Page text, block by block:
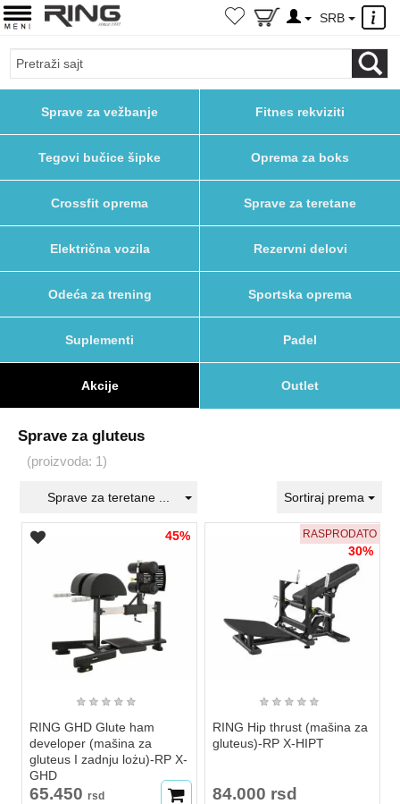
×
SRB
Sprave za vežbanje Fitnes rekviziti
Tegovi bučice šipke Oprema za boks
Crossfit oprema Sprave za teretane
Električna vozila Rezervni delovi
Odeća za trening Sportska oprema
Suplementi Padel
Akcije Outlet
Sprave za gluteus
(proizvoda: 1)
Sprave za teretane ... Sortiraj prema
45%
★ ★ ★ ★ ★
RING GHD Glute ham
developer (mašina za
gluteus I zadnju lożu)-RP X-
GHD
65.450 rsd
RASPRODATO
30%
★ ★ ★ ★ ★
RING Hip thrust (mašina za
gluteus)-RP X-HIPT
84.000 rsd